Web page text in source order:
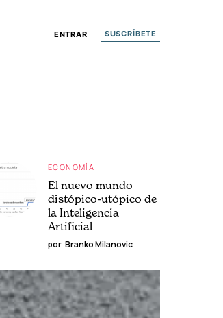
ENTRAR SUSCRÍBETE
ECONOMÍA
El nuevo mundo
distópico-utópico de
la Inteligencia
Artificial
por Branko Milanovic